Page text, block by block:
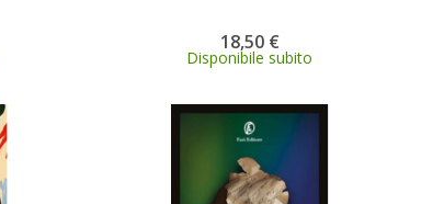
18,50 €
Disponibile subito